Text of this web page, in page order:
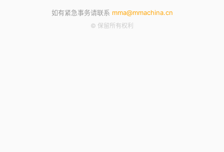
如有紧急事务请联系 mma@mmachina.cn
© 保留所有权利